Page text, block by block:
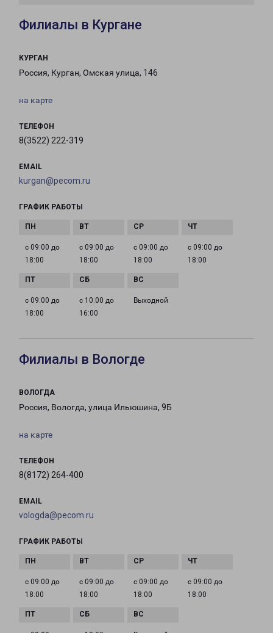
Филиалы в Кургане
КУРГАН
Россия, Курган, Омская улица, 146
на карте
ТЕЛЕФОН
8(3522) 222-319
EMAIL
kurgan@pecom.ru
ГРАФИК РАБОТЫ
с 09:00 до
18:00
с 09:00 до
18:00
с 09:00 до
18:00
с 09:00 до
18:00
с 09:00 до
18:00
с 10:00 до
16:00
Выходной
Филиалы в Вологде
ВОЛОГДА
Россия, Вологда, улица Ильюшина, 9Б
на карте
ТЕЛЕФОН
8(8172) 264-400
EMAIL
vologda@pecom.ru
ГРАФИК РАБОТЫ
с 09:00 до
18:00
с 09:00 до
18:00
с 09:00 до
18:00
с 09:00 до
18:00